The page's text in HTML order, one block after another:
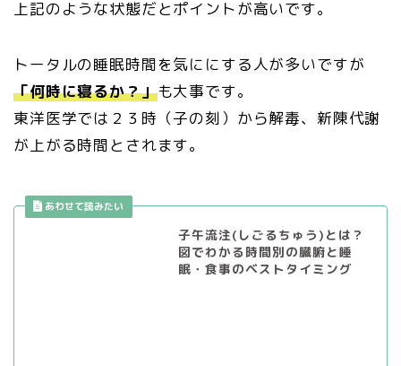
上記のような状態だとポイントが高いです。
トータルの睡眠時間を気ににする人が多いですが
「何時に寝るか？」も大事です。
東洋医学では２３時（子の刻）から解毒、新陳代謝
が上がる時間とされます。
子午流注(しごるちゅう)とは？
図でわかる時間別の臓腑と睡
眠・食事のベストタイミング